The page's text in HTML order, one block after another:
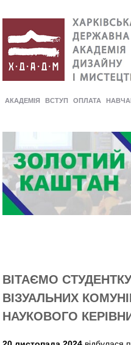
АКАДЕМІЯ ВСТУП ОПЛАТА
ВІТАЄМО
ВІЗУАЛЬНИХ
НАУКОВОГО